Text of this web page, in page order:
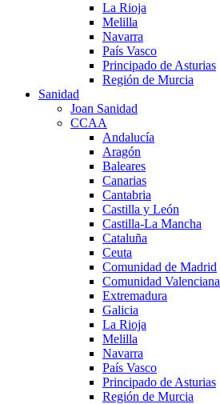
La Rioja
Melilla
Navarra
País Vasco
Principado de Asturias
Región de Murcia
Sanidad
Joan Sanidad
CCAA
Andalucía
Aragón
Baleares
Canarias
Cantabria
Castilla y León
Castilla-La Mancha
Cataluña
Ceuta
Comunidad de Madrid
Comunidad Valenciana
Extremadura
Galicia
La Rioja
Melilla
Navarra
País Vasco
Principado de Asturias
Región de Murcia